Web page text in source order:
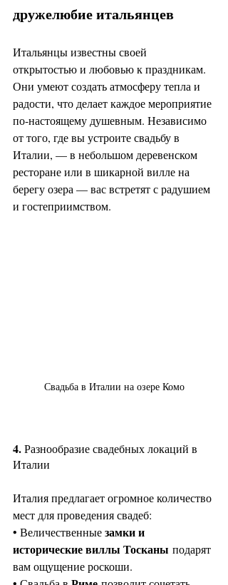
дружелюбие итальянцев
Итальянцы известны своей
открытостью и любовью к праздникам.
Они умеют создать атмосферу тепла и
радости, что делает каждое мероприятие
по-настоящему душевным. Независимо
от того, где вы устроите свадьбу в
Италии, — в небольшом деревенском
ресторане или в шикарной вилле на
берегу озера — вас встретят с радушием
и гостеприимством.
Свадьба в Италии на озере Комо
4. Разнообразие свадебных локаций в
Италии
Италия предлагает огромное количество
мест для проведения свадеб:
• Величественные замки и
исторические виллы Тосканы подарят
вам ощущение роскоши.